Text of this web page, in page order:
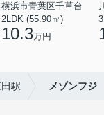
横浜市青葉区千草台
2LDK (55.90㎡)
10.3万円
駅 メゾンフジ